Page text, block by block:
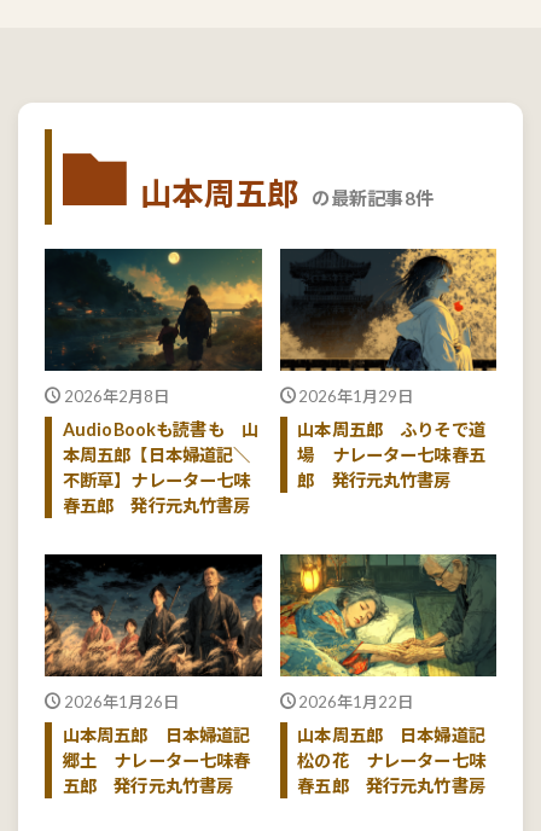
山本周五郎 の最新記事8件
2026年2月8日
AudioBookも読書も 山
本周五郎【日本婦道記＼
不断草】ナレーター七味
春五郎 発行元丸竹書房
2026年1月29日
山本周五郎 ふりそで道
場 ナレーター七味春五
郎 発行元丸竹書房
2026年1月26日
山本周五郎 日本婦道記
郷土 ナレーター七味春
五郎 発行元丸竹書房
2026年1月22日
山本周五郎 日本婦道記
松の花 ナレーター七味
春五郎 発行元丸竹書房